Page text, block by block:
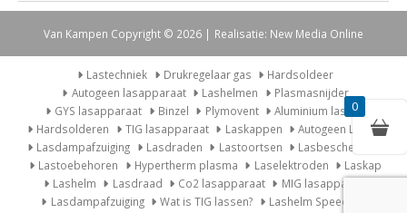
Autogeen lasapparaat
Lashelmen
Plasmasnijder
GYS lasapparaat
Binzel Plymovent
Aluminium lassen
Hardsolderen
TIG lasapparaat Laskappen
Autogeen Lasset
Lasdampafzuiging
Lasdraden Lastoortsen
Lasbescherming
Lastoebehoren
Hypertherm plasma Laselektroden
Laskap
Lashelm
Lasdraad Co2 lasapparaat
MIG lasapparaat
Lasdampafzuiging
Wat is TIG lassen?
Lashelm Speedglas
Lastoebehoren
0